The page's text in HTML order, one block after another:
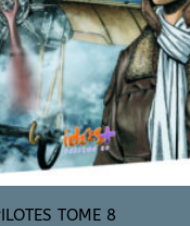
TOME 8